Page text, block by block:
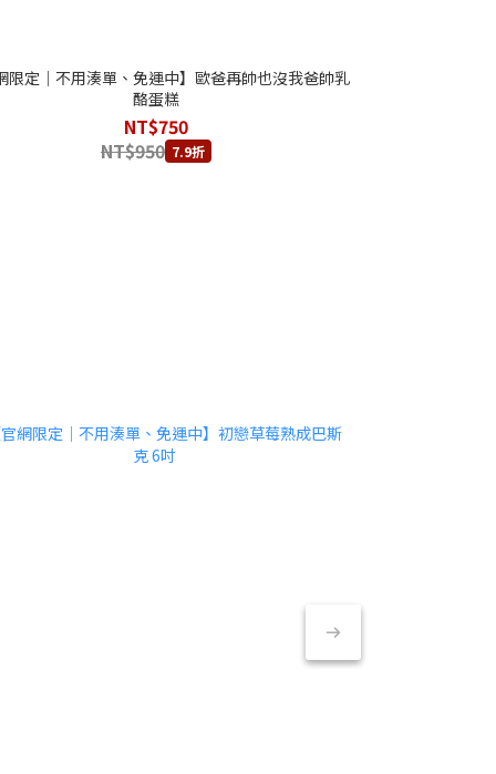
限定｜不用湊單、免運中】歐爸再帥也沒我爸帥乳
酪蛋糕
NT$750
NT$950 7.9折